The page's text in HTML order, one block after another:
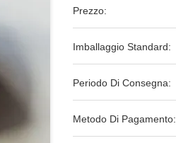
Prezzo:
Imballaggio Standard:
Periodo Di Consegna:
Metodo Di Pagamento: